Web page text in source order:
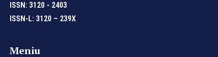
ISSN: 3120 - 2403
ISSN-L: 3120 – 239X
Meniu